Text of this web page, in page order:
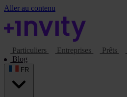
Aller au contenu
Particuliers Entreprises Prêts
Blog